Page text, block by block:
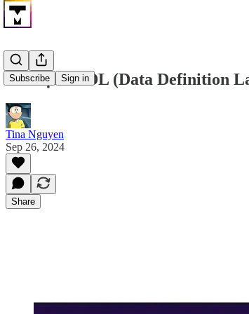
Subscribe Sign in
Câu lệnh DDL (Data Definition
Tina Nguyen
Sep 26, 2024
Share